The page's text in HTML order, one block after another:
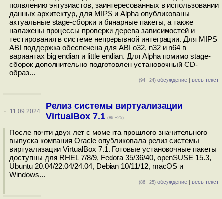
появлению энтузиастов, заинтересованных в использовании
данных архитектур, для MIPS и Alpha опубликованы
актуальные stage-сборки и бинарные пакеты, а также
налажены процессы проверки дерева зависимостей и
тестирования в системе непрерывной интеграции. Для MIPS
ABI поддержка обеспечена для ABI o32, n32 и n64 в
вариантах big endian и little endian. Для Alpha помимо stage-
сборок дополнительно подготовлен установочный CD-
образ...
(94 +24) обсуждение | весь текст
· 11.09.2024
Релиз системы виртуализации
VirtualBox 7.1 (86 +25)
После почти двух лет с момента прошлого значительного
выпуска компания Oracle опубликовала релиз системы
виртуализации VirtualBox 7.1. Готовые установочные пакеты
доступны для RHEL 7/8/9, Fedora 35/36/40, openSUSE 15.3,
Ubuntu 20.04/22.04/24.04, Debian 10/11/12, macOS и
Windows...
(86 +25) обсуждение | весь текст